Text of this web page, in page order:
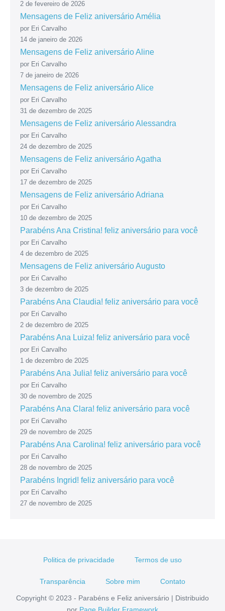
2 de fevereiro de 2026
Mensagens de Feliz aniversário Amélia
por Eri Carvalho
14 de janeiro de 2026
Mensagens de Feliz aniversário Aline
por Eri Carvalho
7 de janeiro de 2026
Mensagens de Feliz aniversário Alice
por Eri Carvalho
31 de dezembro de 2025
Mensagens de Feliz aniversário Alessandra
por Eri Carvalho
24 de dezembro de 2025
Mensagens de Feliz aniversário Agatha
por Eri Carvalho
17 de dezembro de 2025
Mensagens de Feliz aniversário Adriana
por Eri Carvalho
10 de dezembro de 2025
Parabéns Ana Cristina! feliz aniversário para você
por Eri Carvalho
4 de dezembro de 2025
Mensagens de Feliz aniversário Augusto
por Eri Carvalho
3 de dezembro de 2025
Parabéns Ana Claudia! feliz aniversário para você
por Eri Carvalho
2 de dezembro de 2025
Parabéns Ana Luiza! feliz aniversário para você
por Eri Carvalho
1 de dezembro de 2025
Parabéns Ana Julia! feliz aniversário para você
por Eri Carvalho
30 de novembro de 2025
Parabéns Ana Clara! feliz aniversário para você
por Eri Carvalho
29 de novembro de 2025
Parabéns Ana Carolina! feliz aniversário para você
por Eri Carvalho
28 de novembro de 2025
Parabéns Ingrid! feliz aniversário para você
por Eri Carvalho
27 de novembro de 2025
Politica de privacidade Termos de uso
Transparência Sobre mim Contato
Copyright © 2023 - Parabéns e Feliz aniversário | Distribuido